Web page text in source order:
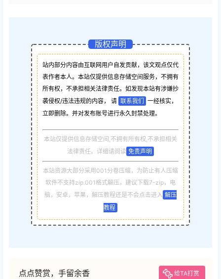
版权声明
站内部分内容由互联网用户自发贡献，该文观点仅代
表作者本人。本站仅提供信息存储空间服务，不拥有
所有权，不承担相关法律责任。如发现本站有涉嫌抄
袭侵权/违法违规的内容， 请 联系我们
一经核实，
立即删除。并对发布账号进行永久封禁处理。
本站仅提供信息存储空间,不拥有所有权,不承担相关
法律责任。详细请阅读 免责声明
本站资源大部分采用001分卷压缩，为防止有人压缩
软件不支持zip.001格式解压，建议下载7-zip，电
脑，安卓，苹果，解压教程还是不会点击进入 解压
教程
点点赞赏，手留余香 给TA打赏